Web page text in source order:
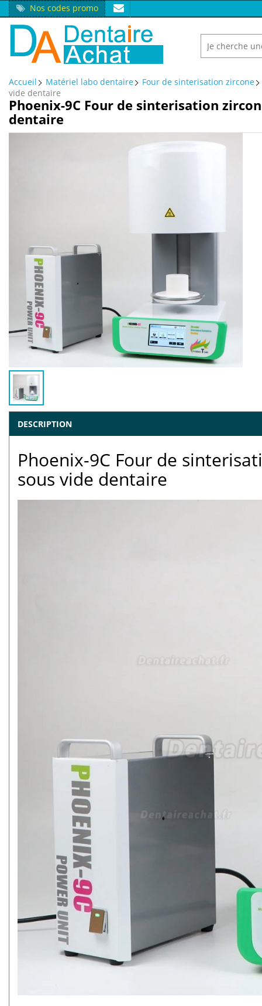
Nos codes promo
Accueil Matériel labo dentaire
Four de sinterisation zircone
vide dentaire
Phoenix-9C Four de sinterisation
dentaire
DESCRIPTION
Phoenix-9C Four de
sous vide dentaire